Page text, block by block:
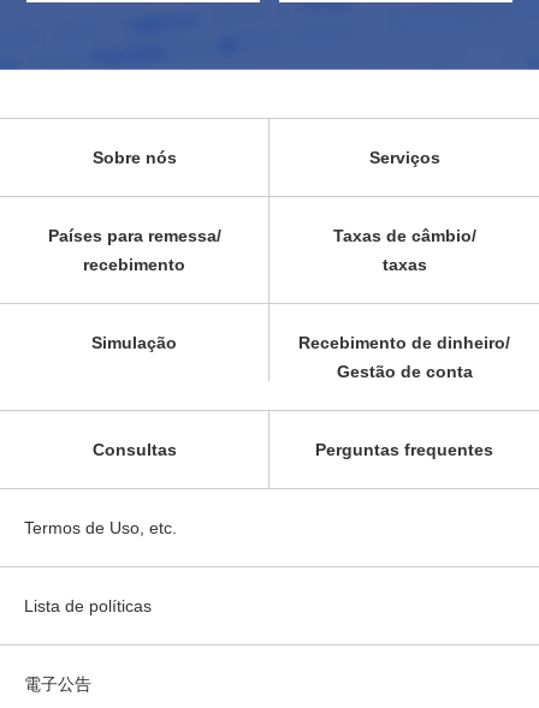
Sobre nós Serviços
Países para remessa/
recebimento
Taxas de câmbio/
taxas
Simulação
Recebimento de dinheiro/
Gestão de conta
Consultas Perguntas frequentes
Termos de Uso, etc.
Lista de políticas
電子公告